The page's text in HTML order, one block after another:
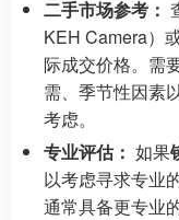
二手市场参考：
KEH Camera）
际成交价格。需
需、季节性因素
考虑。
专业评估： 如果
以考虑寻求专业
通常具备更专业